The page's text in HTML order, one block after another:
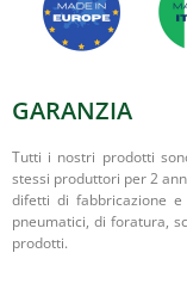
GARANZIA
Tutti i nostri prodotti
stessi produttori per 2
difetti di fabbricazione
pneumatici, di foratura,
prodotti.